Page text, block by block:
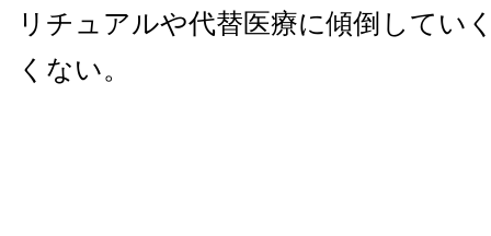
リチュアルや代替医療に傾倒してい
くない。